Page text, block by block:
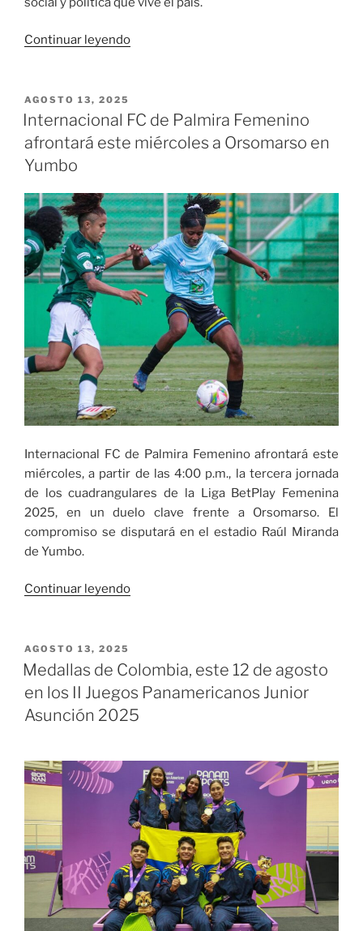
Continuar leyendo«En
entregado
el
de
Periodismo
‘Gerardo
Bedoya
Borrero’
en
diferentes
categorías»
PUBLICADO
EL
AGOSTO 13, 2025
Internacional FC de Palmira Femenino
afrontará este miércoles a Orsomarso en
Yumbo
Internacional FC de Palmira Femenino afrontará este
miércoles, a partir de las 4:00 p.m., la tercera jornada
de los cuadrangulares de la Liga BetPlay Femenina
2025, en un duelo clave frente a Orsomarso. El
compromiso se disputará en el estadio Raúl Miranda
de Yumbo.
Continuar leyendo«Internacional
Femenino
afrontará
miércoles
Orsomarso
en
Yumbo»
PUBLICADO
EL
AGOSTO 13, 2025
Medallas de Colombia, este 12 de agosto
en los II Juegos Panamericanos Junior
Asunción 2025